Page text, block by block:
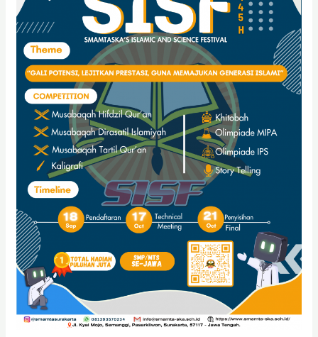
FESTIVAL
1445H
(SISF
1445H)